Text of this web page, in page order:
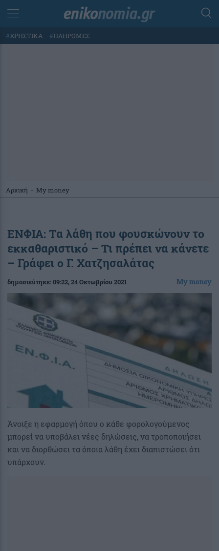
#ΧΡΗΣΤΙΚΑ #ΠΛΗΡΩΜΕΣ
Αρχική - My money
ΕΝΦΙΑ: Τα λάθη που φουσκώνουν το
εκκαθαριστικό – Τι πρέπει να κάνετε
– Γράφει ο Γ. Χατζησαλάτας
δημοσιεύτηκε:09:22, 24 Οκτωβρίου 2021 My money
Άνοιξε η εφαρμογή όπου ο κάθε φορολογούμενος
μπορεί να υποβάλει νέες δηλώσεις, να τροποποιήσει
και να διορθώσει τα όποια λάθη έχει διαπιστώσει ότι
υπάρχουν.